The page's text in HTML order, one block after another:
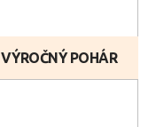
VÝROČNÝ POHÁR